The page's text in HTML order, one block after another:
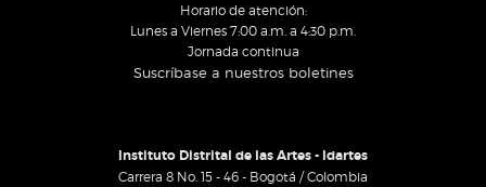
Horario de atención:
Lunes a Viernes 7:00 a.m. a 4:30 p.m.
Jornada continua
Suscríbase a nuestros boletines
Instituto Distrital de las Artes - Idartes
Carrera 8 No. 15 - 46 - Bogotá / Colombia